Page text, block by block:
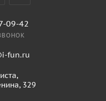
09-42
fun.ru
329